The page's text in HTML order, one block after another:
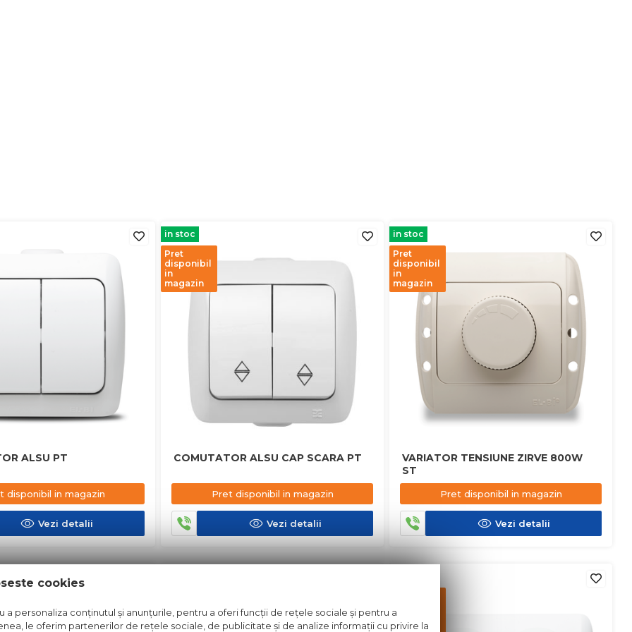
ALSU PT
disponibil in magazin
Vezi detalii
in stoc
Pret
disponibil
in
magazin
COMUTATOR ALSU CAP SCARA PT
Pret disponibil in magazin
Vezi detalii
in stoc
Pret
disponibil
in
magazin
VARIATOR TENSIUNE ZIRVE 800W
ST
Pret disponibil in magazin
Vezi detalii
in
magazin
in
magazin
cookies
a personaliza conținutul și anunțurile, pentru a oferi funcții de rețele sociale și pentru a
le oferim partenerilor de rețele sociale, de publicitate și de analize informații cu privire la